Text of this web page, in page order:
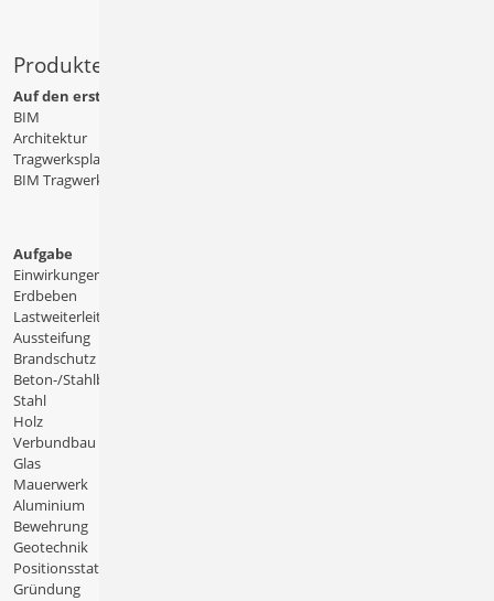
Produkte
Auf den ersten Blick
BIM
Architektur
Tragwerksplanung
BIM Tragwerksplanung
Aufgabe
Einwirkungen
Erdbeben
Lastweiterleitung
Aussteifung
Brandschutz
Beton-/Stahlbeton
Stahl
Holz
Verbundbau
Glas
Mauerwerk
Aluminium
Bewehrung
Geotechnik
Positionsstatik
Gründung